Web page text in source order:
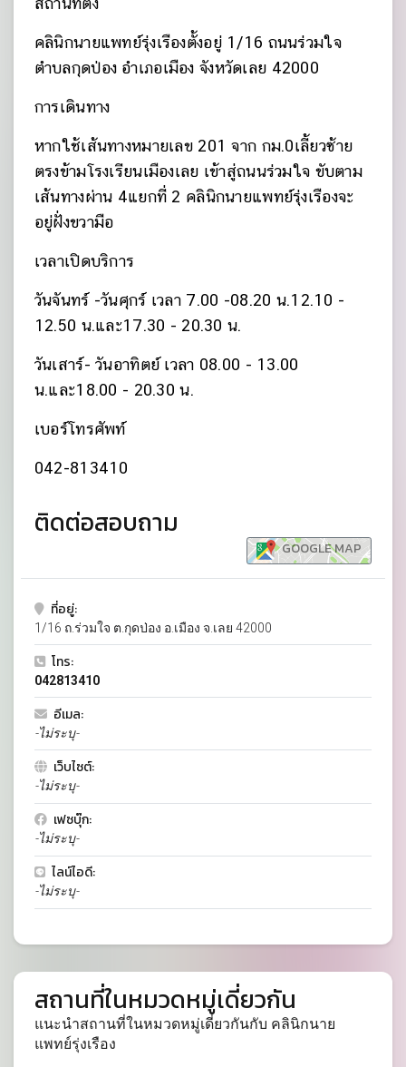
ติดต่อสอบถาม
GOOGLE MAP
ที่อยู่:
1/16 ถ.ร่วมใจ ต.กุดป่อง อ.เมือง จ.เลย 42000
โทร:
042813410
อีเมล:
-ไม่ระบุ-
เว็บไซต์:
-ไม่ระบุ-
เฟซบุ๊ก:
-ไม่ระบุ-
ไลน์ไอดี:
-ไม่ระบุ-
คลินิกนายแพทย์รุ่งเรืองตั้งอยู่ 1/16 ถนนร่วมใจ
ตำบลกุดป่อง อำเภอเมือง จังหวัดเลย 42000
การเดินทาง
หากใช้เส้นทางหมายเลข 201 จาก กม.0เลี้ยวซ้าย
ตรงข้ามโรงเรียนเมืองเลย เข้าสู่ถนนร่วมใจ ขับตาม
เส้นทางผ่าน 4แยกที่ 2 คลินิกนายแพทย์รุ่งเรืองจะ
อยู่ฝั่งขวามือ
เวลาเปิดบริการ
วันจันทร์ -วันศุกร์ เวลา 7.00 -08.20 น.12.10 -
12.50 น.และ17.30 - 20.30 น.
วันเสาร์- วันอาทิตย์ เวลา 08.00 - 13.00
น.และ18.00 - 20.30 น.
เบอร์โทรศัพท์
042-813410
สถานที่ในหมวดหมู่เดี่ยวกัน
แนะนำสถานที่ในหมวดหมู่เดี่ยวกันกับ คลินิกนาย
แพทย์รุ่งเรือง